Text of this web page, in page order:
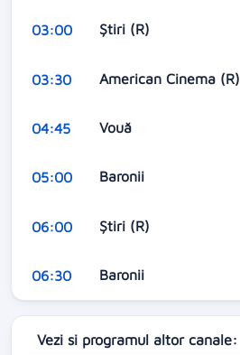
03:00 Știri (R)
03:30 American Cinema (R)
04:45 Vouă
05:00 Baronii
06:00 Știri (R)
06:30 Baronii
Vezi si programul altor canale: